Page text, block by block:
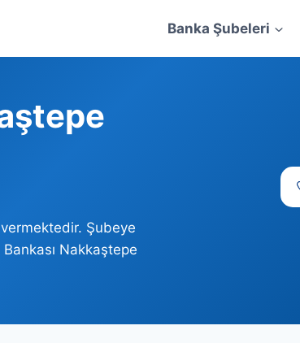
Banka Şubeleri
Şubeye
Nakkaştepe